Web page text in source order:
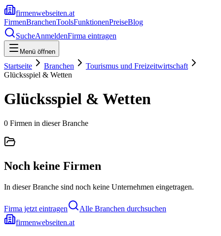
firmenwebseiten.at
FirmenBranchenToolsFunktionenPreiseBlog
SucheAnmeldenFirma eintragen
Menü öffnen
Startseite Branchen
Tourismus und Freizeitwirtschaft
Glücksspiel & Wetten
Glücksspiel & Wetten
0 Firmen in dieser Branche
Noch keine Firmen
In dieser Branche sind noch keine Unternehmen eingetragen.
Firma jetzt eintragen
Alle Branchen durchsuchen
firmenwebseiten.at